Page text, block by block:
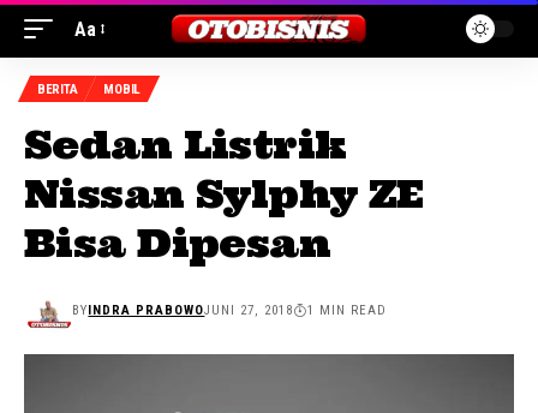
Aa
BERITA MOBIL
Sedan Listrik
Nissan Sylphy ZE
Bisa Dipesan
BYINDRA PRABOWOJUNI 27, 2018 1 MIN READ